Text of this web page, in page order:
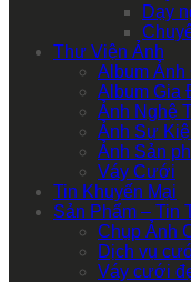
Dạy
Thư Viện Ảnh
Album
Album Gia
Ảnh Nghệ
Ảnh Sự
Ảnh Sản
Váy Cưới
Tin Khuyến Mại
Sản Phẩm – Tin
Chụp Ảnh
Dịch vụ
Váy cưới